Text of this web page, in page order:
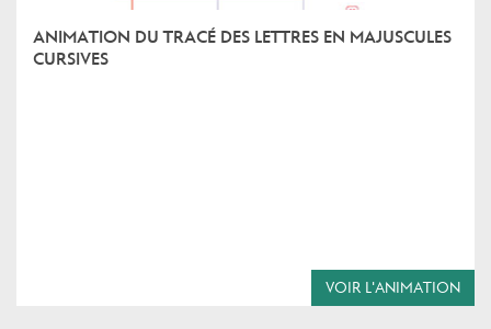
ANIMATION DU TRACÉ DES LETTRES EN MAJUSCULES
CURSIVES
VOIR L'ANIMATION